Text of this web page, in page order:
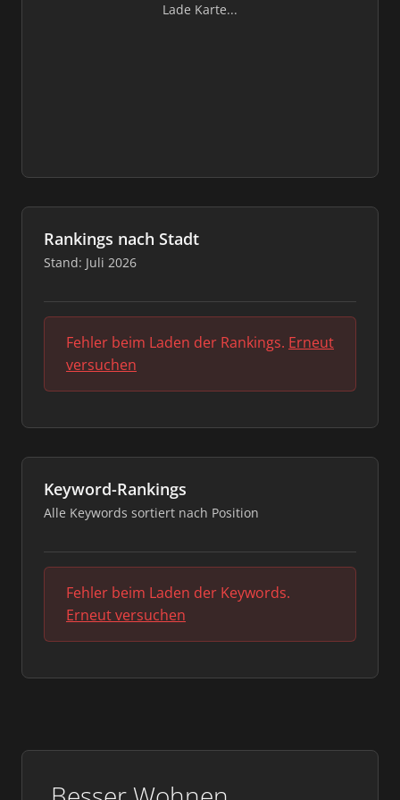
Lade Karte...
Rankings nach Stadt
Stand: Juli 2026
Fehler beim Laden der Rankings. Erneut
versuchen
Keyword-Rankings
Alle Keywords sortiert nach Position
Fehler beim Laden der Keywords.
Erneut versuchen